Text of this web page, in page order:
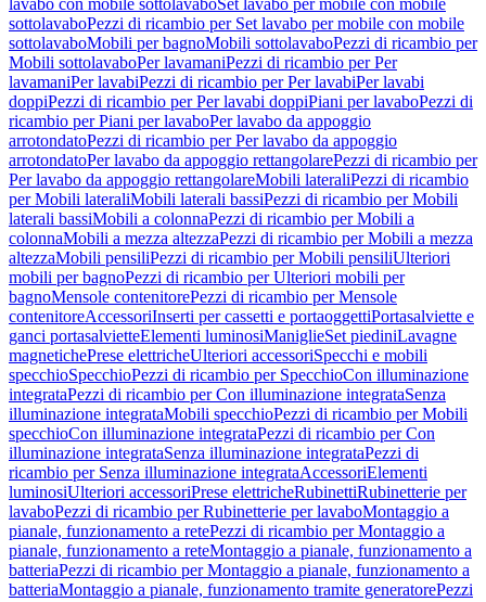
lavabo con mobile sottolavaboSet lavabo per mobile con mobile
sottolavaboPezzi di ricambio per Set lavabo per mobile con mobile
sottolavaboMobili per bagnoMobili sottolavaboPezzi di ricambio per
Mobili sottolavaboPer lavamaniPezzi di ricambio per Per
lavamaniPer lavabiPezzi di ricambio per Per lavabiPer lavabi
doppiPezzi di ricambio per Per lavabi doppiPiani per lavaboPezzi di
ricambio per Piani per lavaboPer lavabo da appoggio
arrotondatoPezzi di ricambio per Per lavabo da appoggio
arrotondatoPer lavabo da appoggio rettangolarePezzi di ricambio per
Per lavabo da appoggio rettangolareMobili lateraliPezzi di ricambio
per Mobili lateraliMobili laterali bassiPezzi di ricambio per Mobili
laterali bassiMobili a colonnaPezzi di ricambio per Mobili a
colonnaMobili a mezza altezzaPezzi di ricambio per Mobili a mezza
altezzaMobili pensiliPezzi di ricambio per Mobili pensiliUlteriori
mobili per bagnoPezzi di ricambio per Ulteriori mobili per
bagnoMensole contenitorePezzi di ricambio per Mensole
contenitoreAccessoriInserti per cassetti e portaoggettiPortasalviette e
ganci portasalvietteElementi luminosiManiglieSet piediniLavagne
magnetichePrese elettricheUlteriori accessoriSpecchi e mobili
specchioSpecchioPezzi di ricambio per SpecchioCon illuminazione
integrataPezzi di ricambio per Con illuminazione integrataSenza
illuminazione integrataMobili specchioPezzi di ricambio per Mobili
specchioCon illuminazione integrataPezzi di ricambio per Con
illuminazione integrataSenza illuminazione integrataPezzi di
ricambio per Senza illuminazione integrataAccessoriElementi
luminosiUlteriori accessoriPrese elettricheRubinettiRubinetterie per
lavaboPezzi di ricambio per Rubinetterie per lavaboMontaggio a
pianale, funzionamento a retePezzi di ricambio per Montaggio a
pianale, funzionamento a reteMontaggio a pianale, funzionamento a
batteriaPezzi di ricambio per Montaggio a pianale, funzionamento a
batteriaMontaggio a pianale, funzionamento tramite generatorePezzi